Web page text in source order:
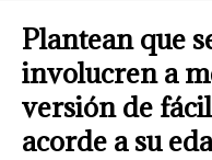
Plantean que
involucren a
versión de
acorde a su